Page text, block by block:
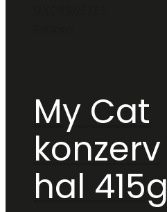
My Cat
konzerv
hal 415g